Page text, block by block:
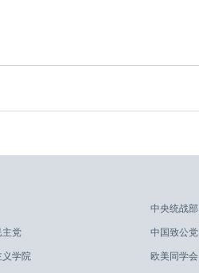
主党
义学院
中央统战部
中国致公党
欧美同学会